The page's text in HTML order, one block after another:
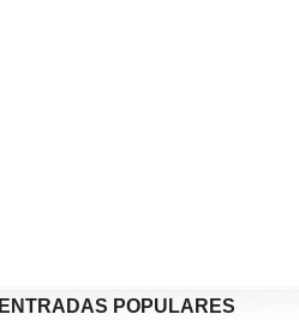
ENTRADAS POPULARES